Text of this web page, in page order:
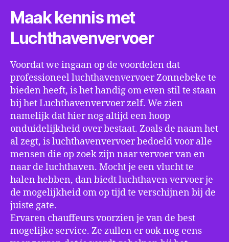
Maak kennis met
Luchthavenvervoer
Voordat we ingaan op de voordelen dat
professioneel luchthavenvervoer Zonnebeke te
bieden heeft, is het handig om even stil te staan
bij het Luchthavenvervoer zelf. We zien
namelijk dat hier nog altijd een hoop
onduidelijkheid over bestaat. Zoals de naam het
al zegt, is luchthavenvervoer bedoeld voor alle
mensen die op zoek zijn naar vervoer van en
naar de luchthaven. Mocht je een vlucht te
halen hebben, dan biedt luchthaven vervoer je
de mogelijkheid om op tijd te verschijnen bij de
juiste gate.
Ervaren chauffeurs voorzien je van de best
mogelijke service. Ze zullen er ook nog eens